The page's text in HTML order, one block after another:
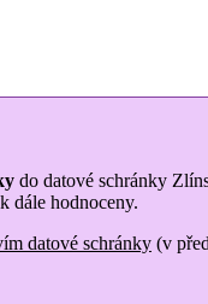
do datové schránky
dále hodnoceny.
datové schránky (v